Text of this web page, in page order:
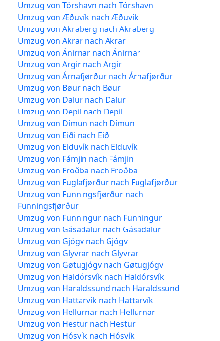
Umzug von Tórshavn nach Tórshavn
Umzug von Æðuvík nach Æðuvík
Umzug von Akraberg nach Akraberg
Umzug von Akrar nach Akrar
Umzug von Ánirnar nach Ánirnar
Umzug von Argir nach Argir
Umzug von Árnafjørður nach Árnafjørður
Umzug von Bøur nach Bøur
Umzug von Dalur nach Dalur
Umzug von Depil nach Depil
Umzug von Dímun nach Dímun
Umzug von Eiði nach Eiði
Umzug von Elduvík nach Elduvík
Umzug von Fámjin nach Fámjin
Umzug von Froðba nach Froðba
Umzug von Fuglafjørður nach Fuglafjørður
Umzug von Funningsfjørður nach
Funningsfjørður
Umzug von Funningur nach Funningur
Umzug von Gásadalur nach Gásadalur
Umzug von Gjógv nach Gjógv
Umzug von Glyvrar nach Glyvrar
Umzug von Gøtugjógv nach Gøtugjógv
Umzug von Haldórsvík nach Haldórsvík
Umzug von Haraldssund nach Haraldssund
Umzug von Hattarvík nach Hattarvík
Umzug von Hellurnar nach Hellurnar
Umzug von Hestur nach Hestur
Umzug von Hósvík nach Hósvík